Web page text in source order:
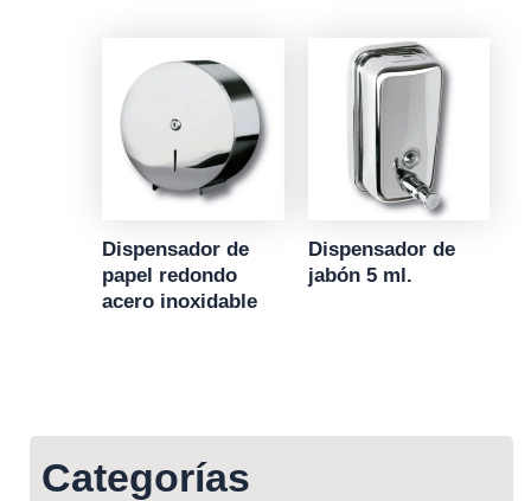
Categorías
Dispensador de
papel redondo
acero inoxidable
Dispensador de
jabón 5 ml.